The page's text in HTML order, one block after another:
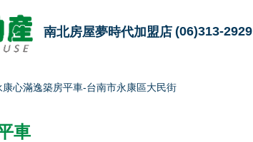
南北房屋夢時代加盟店 (06)313-2929
康心滿逸築房平車-台南市永康區大民街
車